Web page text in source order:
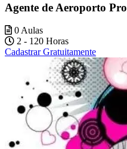
Agente de Aeroporto
0 Aulas
2 - 120 Horas
Cadastrar Gratuitamente